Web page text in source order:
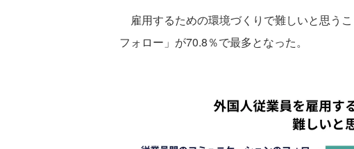
雇用するための環境づくりで難しいと思う
フォロー」が70.8％で最多となった。